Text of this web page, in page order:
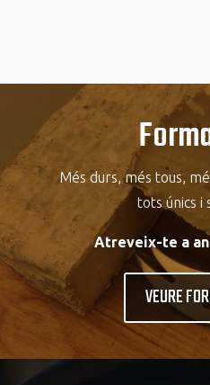
Més durs, més tous,
tots únics i
Atreveix-te a
VEURE